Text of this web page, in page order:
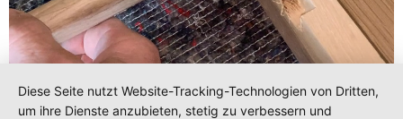
Diese Seite nutzt Website-Tracking-Technologien von Dritten,
um ihre Dienste anzubieten, stetig zu verbessern und